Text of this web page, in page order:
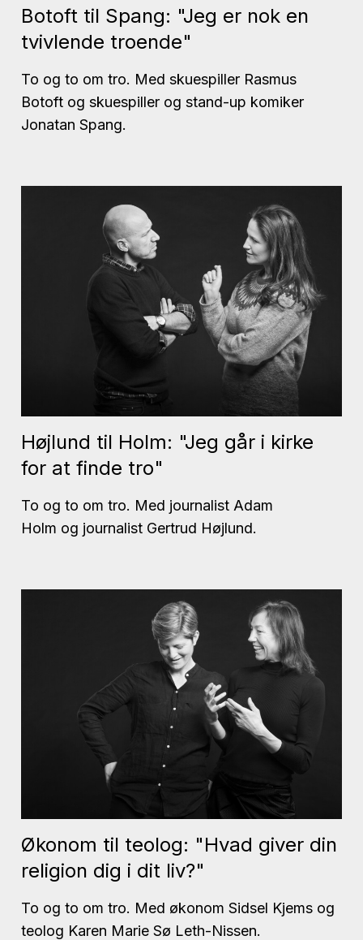
Botoft til Spang: "Jeg er nok en
tvivlende troende"
To og to om tro. Med skuespiller Rasmus
Botoft og skuespiller og stand-up komiker
Jonatan Spang.
Højlund til Holm: "Jeg går i kirke
for at finde tro"
To og to om tro. Med journalist Adam
Holm og journalist Gertrud Højlund.
Økonom til teolog: "Hvad giver din
religion dig i dit liv?"
To og to om tro. Med økonom Sidsel Kjems og
teolog Karen Marie Sø Leth-Nissen.